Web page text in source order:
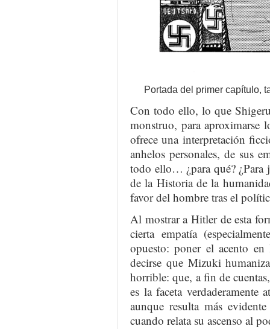
Portada del primer capítulo,
Con todo ello, lo que
monstruo, para aproximarse
ofrece una interpretación
anhelos personales, de sus
todo ello… ¿para qué? ¿Para
de la Historia de la
favor del hombre tras el
Al mostrar a Hitler de esta
cierta empatía
opuesto: poner el acento
decirse que Mizuki
horrible: que, a fin de
es la faceta verdaderamente
aunque resulta más
cuando relata su ascenso al